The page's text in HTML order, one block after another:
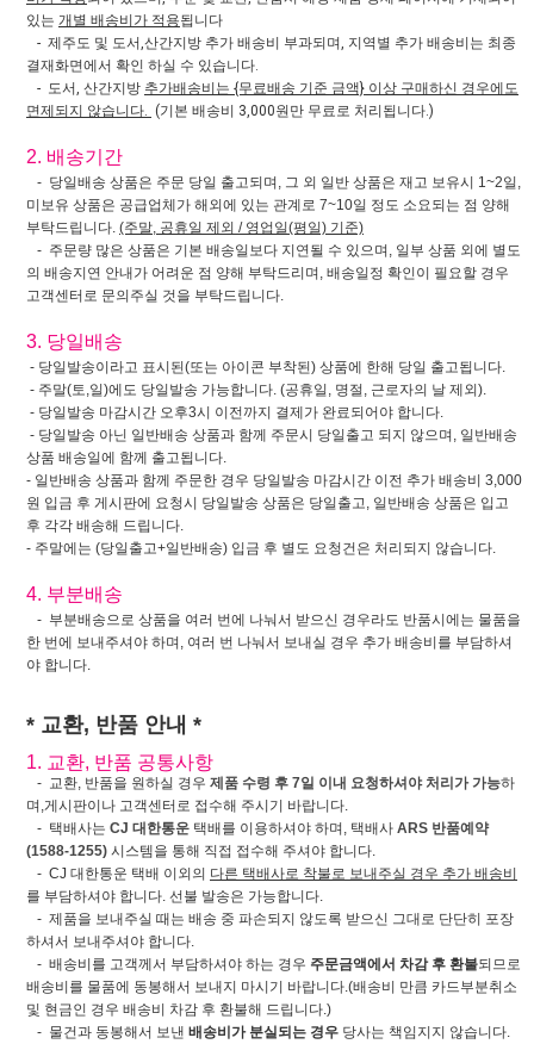
있는 개별 배송비가 적용됩니다
- 제주도 및 도서,산간지방 추가 배송비 부과되며, 지역별 추가 배송비는 최종
결재화면에서 확인 하실 수 있습니다.
- 도서, 산간지방 추가배송비는 {무료배송 기준 금액} 이상 구매하신 경우에도
면제되지 않습니다. (기본 배송비 3,000원만 무료로 처리됩니다.)
2. 배송기간
- 당일배송 상품은 주문 당일 출고되며, 그 외 일반 상품은 재고 보유시 1~2일,
미보유 상품은 공급업체가 해외에 있는 관계로 7~10일 정도 소요되는 점 양해
부탁드립니다. (주말, 공휴일 제외 / 영업일(평일) 기준)
- 주문량 많은 상품은 기본 배송일보다 지연될 수 있으며, 일부 상품 외에 별도
의 배송지연 안내가 어려운 점 양해 부탁드리며, 배송일정 확인이 필요할 경우
고객센터로 문의주실 것을 부탁드립니다.
3. 당일배송
- 당일발송이라고 표시된(또는 아이콘 부착된) 상품에 한해 당일 출고됩니다.
- 주말(토,일)에도 당일발송 가능합니다. (공휴일, 명절, 근로자의 날 제외).
- 당일발송 마감시간 오후3시 이전까지 결제가 완료되어야 합니다.
- 당일발송 아닌 일반배송 상품과 함께 주문시 당일출고 되지 않으며, 일반배송
상품 배송일에 함께 출고됩니다.
- 일반배송 상품과 함께 주문한 경우 당일발송 마감시간 이전 추가 배송비 3,000
원 입금 후 게시판에 요청시 당일발송 상품은 당일출고, 일반배송 상품은 입고
후 각각 배송해 드립니다.
- 주말에는 (당일출고+일반배송) 입금 후 별도 요청건은 처리되지 않습니다.
4. 부분배송
- 부분배송으로 상품을 여러 번에 나눠서 받으신 경우라도 반품시에는 물품을
한 번에 보내주셔야 하며, 여러 번 나눠서 보내실 경우 추가 배송비를 부담하셔
야 합니다.
* 교환, 반품 안내 *
1. 교환, 반품 공통사항
- 교환, 반품을 원하실 경우 제품 수령 후 7일 이내 요청하셔야 처리가 가능하
며,게시판이나 고객센터로 접수해 주시기 바랍니다.
- 택배사는 CJ 대한통운 택배를 이용하셔야 하며, 택배사 ARS 반품예약
(1588-1255) 시스템을 통해 직접 접수해 주셔야 합니다.
- CJ 대한통운 택배 이외의 다른 택배사로 착불로 보내주실 경우 추가 배송비
를 부담하셔야 합니다. 선불 발송은 가능합니다.
- 제품을 보내주실 때는 배송 중 파손되지 않도록 받으신 그대로 단단히 포장
하셔서 보내주셔야 합니다.
- 배송비를 고객께서 부담하셔야 하는 경우 주문금액에서 차감 후 환불되므로
배송비를 물품에 동봉해서 보내지 마시기 바랍니다.(배송비 만큼 카드부분취소
및 현금인 경우 배송비 차감 후 환불해 드립니다.)
- 물건과 동봉해서 보낸 배송비가 분실되는 경우 당사는 책임지지 않습니다.